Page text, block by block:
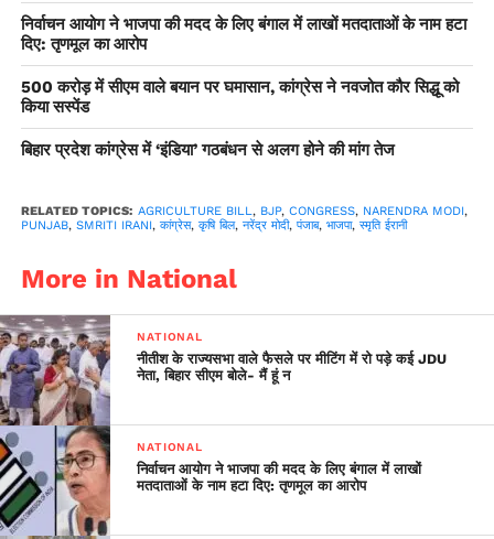
अध्यादेश (दोषी सांसदों को बचाने) को फाड़ दिया था। ईरानी ने कहा, ‘‘आप
उनसे संसद के सम्मान की उम्मीद नहीं कर सकते हैं।’’ उन्होंने दावा किया
कि नये कानून किसानों को अपने उत्पाद किसी को, कहीं भी अपनी मर्जी के
मुताबिक बेचेने का अधिकार देते हैं लेकिन कांग्रेस परेशान है क्योंकि इसकी
राजनीति कृषकों को बिचौलियों पर निर्भर रखने की है। ईरानी ने दावा किया
कि लोग यह नहीं समझ पा रहे हैं कि कांग्रेस उन कानूनों के क्यों खिलाफ है
होगा।
निर्वाचन आयोग ने भाजपा की मदद के लिए बंगाल में लाखों मतदाताओं के नाम हटा
दिए: तृणमूल का आरोप
500 करोड़ में सीएम वाले बयान पर घमासान, कांग्रेस ने नवजोत कौर सिद्धू को
किया सस्पेंड
बिहार प्रदेश कांग्रेस में ‘इंडिया’ गठबंधन से अलग होने की मांग तेज
RELATED TOPICS: AGRICULTURE BILL, BJP, CONGRESS, NARENDRA MODI,
PUNJAB, SMRITI IRANI, कांग्रेस, ​​कृषि बिल, नरेंद्र मोदी, पंजाब, भाजपा, स्मृति ईरानी
More in National
NATIONAL
नीतीश के राज्यसभा वाले फैसले पर मीटिंग में रो पड़े कई JDU
नेता, बिहार सीएम बोले- मैं हूं न
NATIONAL
निर्वाचन आयोग ने भाजपा की मदद के लिए बंगाल में लाखों
मतदाताओं के नाम हटा दिए: तृणमूल का आरोप